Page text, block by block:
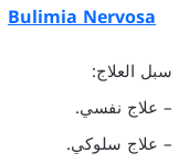
Bulimia Nervosa
سبل العلاج:
– علاج نفسي.
– علاج سلوكي.